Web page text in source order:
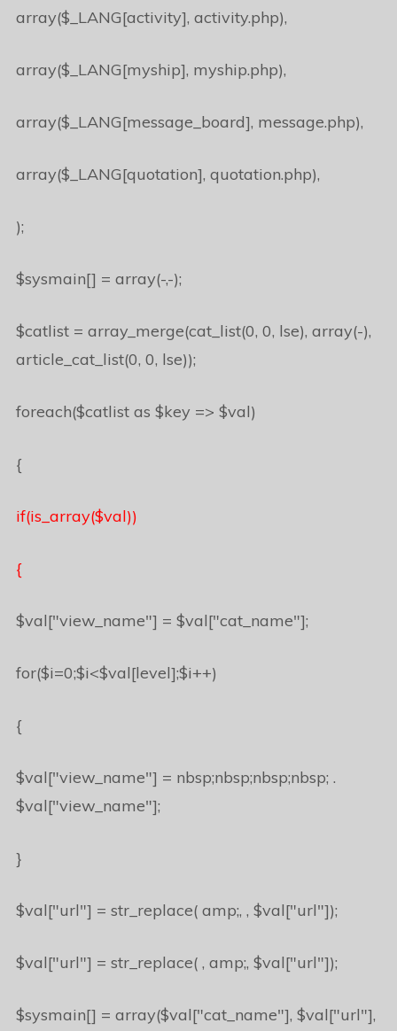
array($_LANG[activity], activity.php),
array($_LANG[myship], myship.php),
array($_LANG[message_board], message.php),
array($_LANG[quotation], quotation.php),
);
$sysmain[] = array(-,-);
$catlist = array_merge(cat_list(0, 0, lse), array(-),
article_cat_list(0, 0, lse));
foreach($catlist as $key => $val)
{
if(is_array($val))
{
$val["view_name"] = $val["cat_name"];
for($i=0;$i<$val[level];$i++)
{
$val["view_name"] = nbsp;nbsp;nbsp;nbsp; .
$val["view_name"];
}
$val["url"] = str_replace( amp;, , $val["url"]);
$val["url"] = str_replace( , amp;, $val["url"]);
$sysmain[] = array($val["cat_name"], $val["url"],